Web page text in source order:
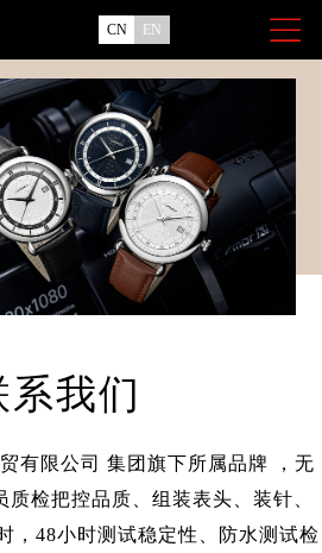
CN EN
系我们
有限公司 集团旗下所属品牌 ，无
检把控品质、组装表头、装针、
，48小时测试稳定性、防水测试检